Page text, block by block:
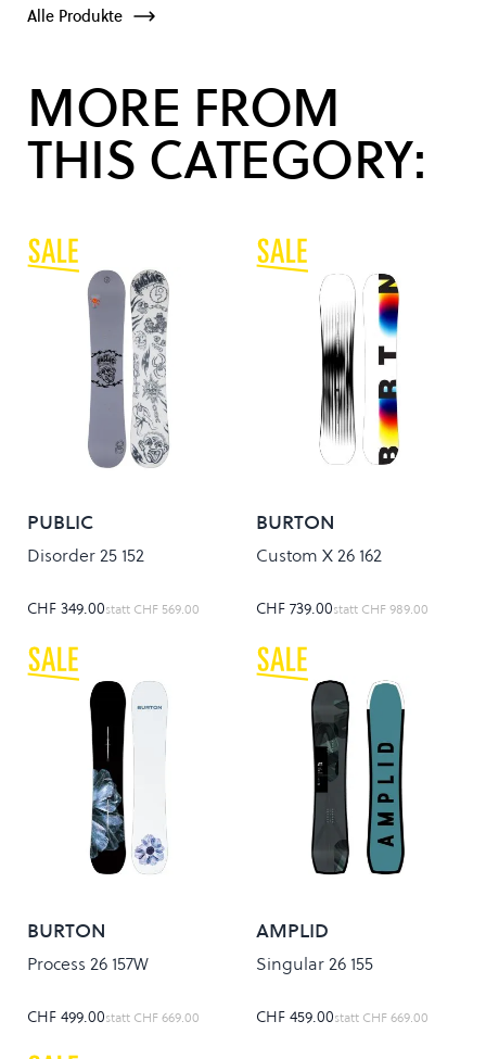
Alle Produkte
MORE FROM
THIS CATEGORY:
PUBLIC
Disorder 25 152
CHF 349.00statt CHF 569.00
BURTON
Custom X 26 162
CHF 739.00statt CHF 989.00
BURTON
Process 26 157W
CHF 499.00statt CHF 669.00
AMPLID
Singular 26 155
CHF 459.00statt CHF 669.00